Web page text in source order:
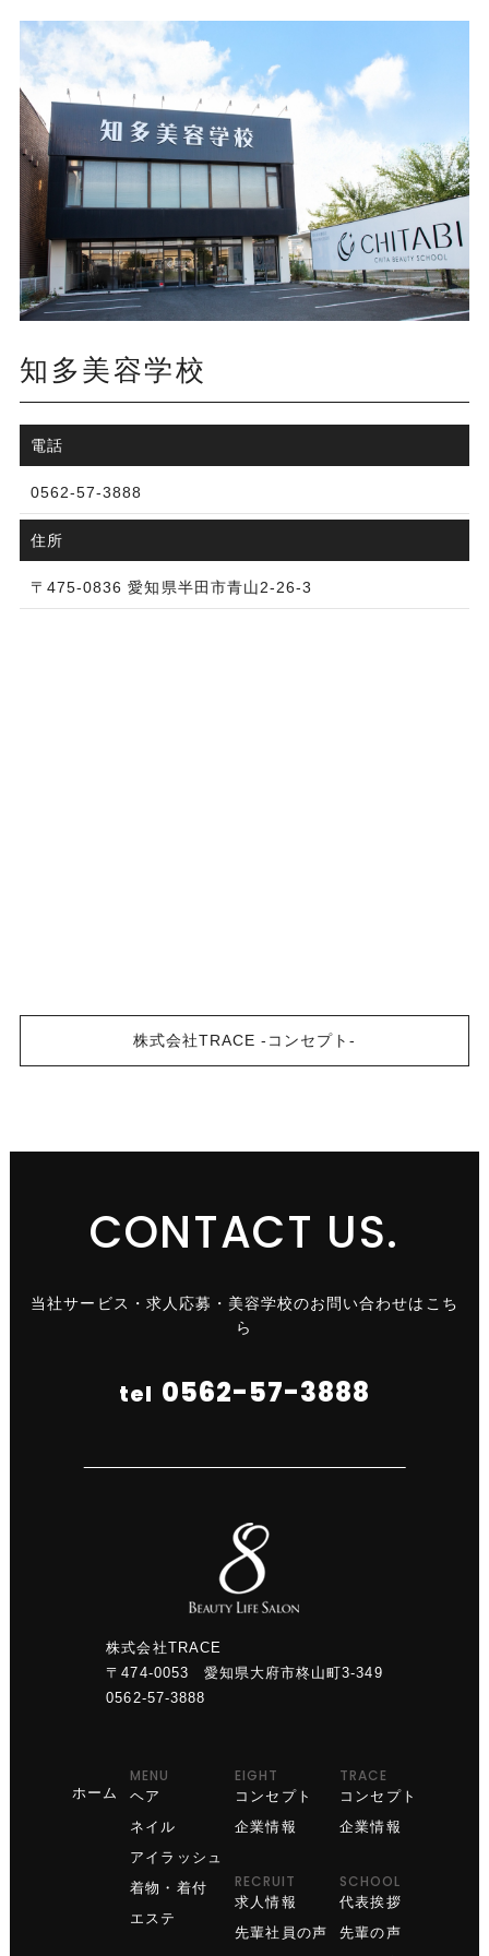
知多美容学校​​​​​​​
電話
0562-57-3888
住所
〒475-0836 愛知県半田市青山2-26-3
株式会社TRACE -コンセプト-
CONTACT US.
当社サービス・求人応募・美容学校のお問い合わせはこち
ら
tel 0562-57-3888
株式会社TRACE
〒474-0053 愛知県大府市柊山町3-349
0562-57-3888
ホーム
MENU
ヘア
ネイル
アイラッシュ
着物・着付
エステ
EIGHT
コンセプト
企業情報
RECRUIT
求人情報
先輩社員の声
TRACE
コンセプト
企業情報
SCHOOL
代表挨拶
先輩の声